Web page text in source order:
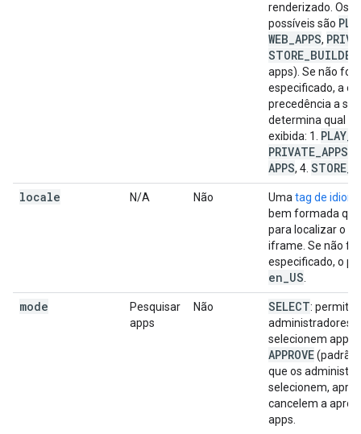
renderizado. Os
possíveis são
WEB APPS,
STORE BUILDER
apps). Se não for
especificado, a
precedência a
determina qual
exibida: 1. PLAY
PRIVATE APPS
APPS, 4. STORE
locale
N/A Não Umatag de
bem formada
para localizar o
iframe. Se não for
especificado, o
en US.
mode
Pesquisar
apps
Não SELECT: permite
administradores
selecionem apps.
APPROVE
que os
selecionem,
cancelem a
apps.